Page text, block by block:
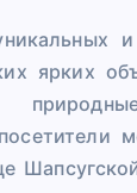
и
ярких